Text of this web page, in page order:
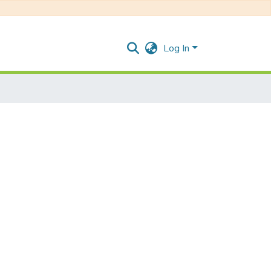
Log In